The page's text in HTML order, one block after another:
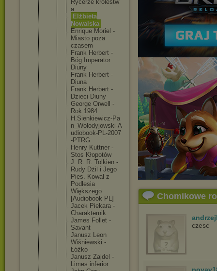
Rycerze królestw
a
Elżbieta
Nowalska
Enrique Moriel -
Miasto poza
czasem
Frank Herbert -
Bóg Imperator
Diuny
Frank Herbert -
Diuna
Frank Herbert -
Dzieci Diuny
George Orwell -
Rok 1984
H.Sienkiewicz-Pa
n_Wolodyjowski-A
udiobook-PL-2007
-PTRG
Henry Kuttner -
Stos Kłopotów
J. R. R. Tolkien -
Rudy Dżil i Jego
Pies. Kowal z
Podlesia
Większego
[Audiobook PL]
Jacek Piekara -
Charakternik
James Follet -
Savant
Janusz Leon
Wiśniews ki -
Łóżko
Janusz Zajdel -
Limes inferior
Chomikowe
czesc